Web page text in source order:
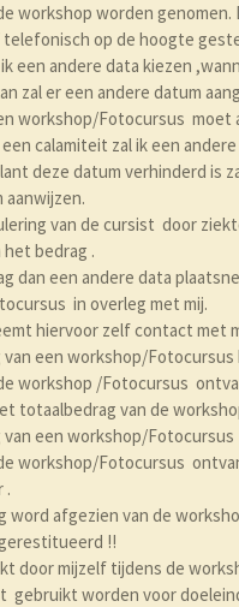
workshop worden
telefonisch op de hoogte
een andere data kiezen
zal er een andere datum
workshop/Fotocursus moet
calamiteit zal ik een
deze datum verhinderd is
aanwijzen.
van de cursist door
bedrag .
dan een andere data
in overleg met mij.
hiervoor zelf contact met
van een workshop/
workshop /Fotocursus
totaalbedrag van de
van een workshop/
workshop/Fotocursus
.
word afgezien van de
!!
door mijzelf tijdens de
gebruikt worden voor